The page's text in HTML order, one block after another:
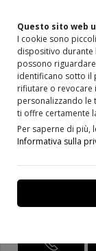
Questo sito web
I cookie sono
dispositivo durante
possono
identificano sotto il
rifiutare o revocare
personalizzando le
ti offre certamente
Per saperne di più,
Informativa sulla
Home Prodotti Porte
Porta in
DISPONIBILE IN